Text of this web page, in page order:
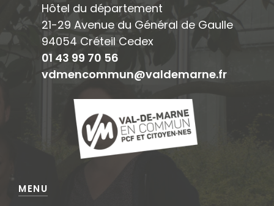
Hôtel du département
21-29 Avenue du Général de Gaulle
94054 Créteil Cedex
01 43 99 70 56
vdmencommun@valdemarne.fr
MENU